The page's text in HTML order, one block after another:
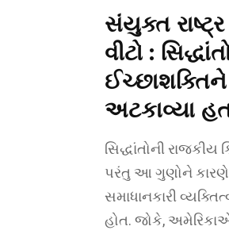
સંયુક્ત
વીટો :
ઈચ્છાશક્તિ
અટકાવ્યા
સિદ્ધાંતોની
પરંતુ આ ગુણોને કારણે
સમાધાનકારી
હોત. જોકે,